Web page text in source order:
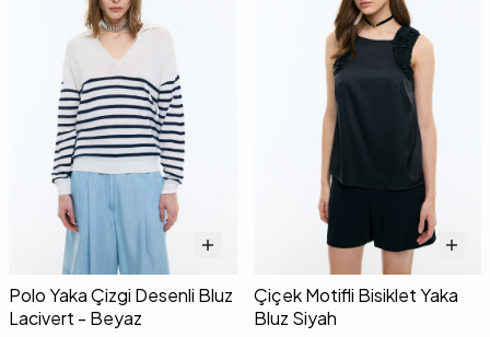
Polo Yaka Çizgi Desenli Bluz
Lacivert - Beyaz
Çiçek Motifli Bisiklet Yaka
Bluz Siyah